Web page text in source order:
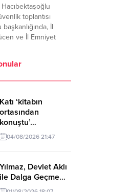
toplantısı
İl
ve İl Emniyet
“Haftalık Asayiş ve
Suçla
trafik
Katı ‘kitabın
ortasından
konuştu’…
04/08/2026 21:47
Yılmaz, Devlet Aklı
ile Dalga Geçme…